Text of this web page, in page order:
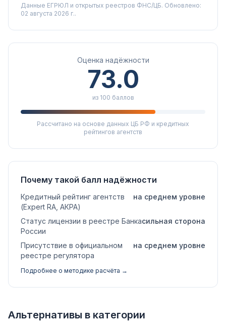
Данные ЕГРЮЛ и открытых реестров ФНС/ЦБ. Обновлено:
02 августа 2026 г..
Оценка надёжности
73.0
из 100 баллов
Рассчитано на основе данных ЦБ РФ и кредитных
рейтингов агентств
Почему такой балл надёжности
Кредитный рейтинг агентств
(Expert RA, АКРА)
на среднем уровне
Статус лицензии в реестре Банка
России
сильная сторона
Присутствие в официальном
реестре регулятора
на среднем уровне
Подробнее о методике расчёта →
Альтернативы в категории